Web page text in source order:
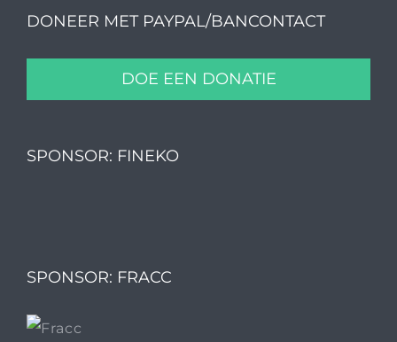
DONEER MET PAYPAL/BANCONTACT
DOE EEN DONATIE
SPONSOR: FINEKO
SPONSOR: FRACC